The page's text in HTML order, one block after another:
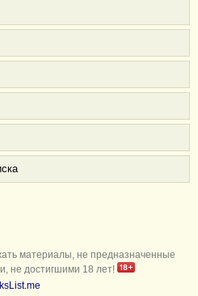
материалы, не предназначенные
не достигшими 18 лет!